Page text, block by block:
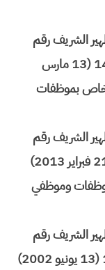
الظهير الشريف رقم
48-13-1 صادر في فاتح جمادى الأولى 1434 (13 مارس
بموظفات
الظهير الشريف رقم
10-13-1 صادر في 10 ربيع الآخر 1434 (21 فبراير 2013)
وموظفي
الظهير الشريف رقم
124-02-1 صادر في فاتح ربيع الآخر 1423 (13 يونيو 2002)